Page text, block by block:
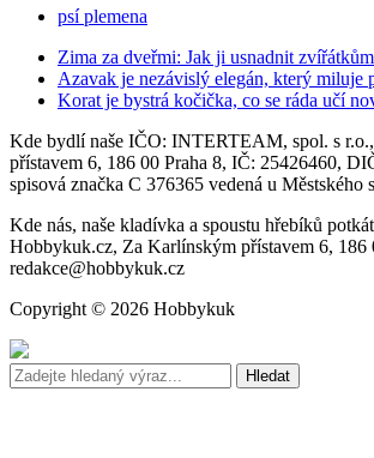
psí plemena
Zima za dveřmi: Jak ji usnadnit
Azavak je nezávislý elegán, který miluje
Korat je bystrá kočička, co se ráda učí
Kde bydlí naše IČO: INTERTEAM, spol. s
přístavem 6, 186 00 Praha 8, IČ: 25426460,
spisová značka C 376365 vedená u Městského
Kde nás, naše kladívka a spoustu hřebíků
Hobbykuk.cz, Za Karlínským přístavem 6, 186
redakce@hobbykuk.cz
Copyright © 2026 Hobbykuk